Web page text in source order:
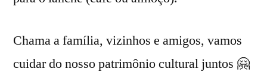
Chama a família, vizinhos e amigos, vamos
cuidar do nosso patrimônio cultural juntos 🤗